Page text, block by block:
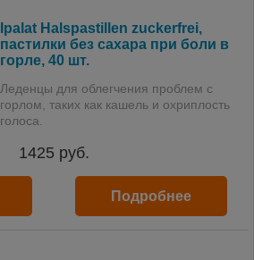
Ipalat Halspastillen zuckerfrei,
пастилки без сахара при боли в
горле, 40 шт.
Леденцы для облегчения проблем с
горлом, таких как кашель и охриплость
голоса.
1425 руб.
Подробнее